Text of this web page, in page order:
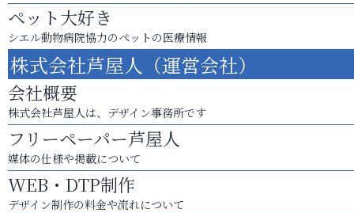
ペット大好き
シエル動物病院協力のペットの医療情報
株式会社芦屋人（運営会社）
会社概要
株式会社芦屋人は、デザイン事務所です
フリーペーパー芦屋人
媒体の仕様や掲載について
WEB・DTP制作
デザイン制作の料金や流れについて